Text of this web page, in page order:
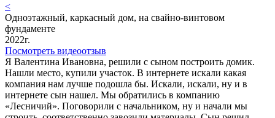
<
Одноэтажный, каркасный дом, на свайно-винтовом
фундаменте
2022г.
Посмотреть видеоотзыв
Я Валентина Ивановна, решили с сыном построить домик.
Нашли место, купили участок. В интернете искали какая
компания нам лучше подошла бы. Искали, искали, ну и в
интернете сын нашел. Мы обратились в компанию
«Лесничий». Поговорили с начальником, ну и начали мы